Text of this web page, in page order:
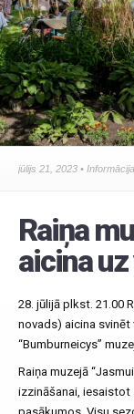
jūlijs 21, 2023 • Informācija
Raiņa
aicina
28. jūlijā plkst. 21.00
novads) aicina svinēt
“Bumburneicys”
Raiņa muzejā
izzināšanai,